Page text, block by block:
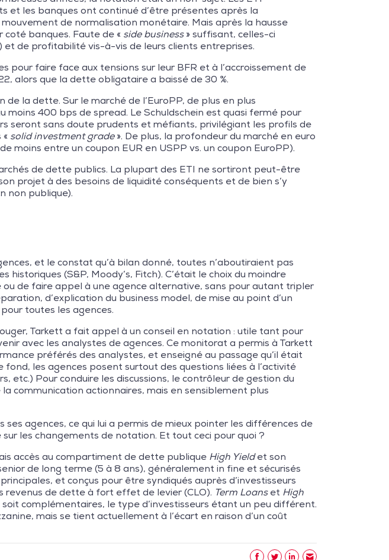
et les banques ont continué d’être présentes après la
de normalisation monétaire. Mais après la hausse
banques. Faute de « side business» suffisant, celles-ci
et de profitabilité vis-à-vis de leurs clients entreprises.
pour faire face aux tensions sur leur BFR et à l’accroissement de
alors que la dette obligataire a baissé de 30 %.
la dette. Sur le marché de l’EuroPP, de plus en plus
moins 400 bps de spread. Le Schuldschein est quasi fermé pour
seront sans doute prudents et méfiants, privilégiant les profils de
« solid investment grade». De plus, la profondeur du marché en euro
moins entre un coupon EUR en USPP vs. un coupon EuroPP).
de dette publics. La plupart des ETI ne sortiront peut-être
projet à des besoins de liquidité conséquents et de bien s’y
non publique).
et le constat qu’à bilan donné, toutes n’aboutiraient pas
(S&P, Moody’s, Fitch). C’était le choix du moindre
de faire appel à une agence alternative, sans pour autant tripler
d’explication du business model, de mise au point d’un
toutes les agences.
Tarkett a fait appel à un conseil en notation : utile tant pour
avec les analystes de agences. Ce monitorat a permis à Tarkett
préférés des analystes, et enseigné au passage qu’il était
les agences posent surtout des questions liées à l’activité
etc.) Pour conduire les discussions, le contrôleur de gestion du
communication actionnaires, mais en sensiblement plus
agences, ce qui lui a permis de mieux pointer les différences de
les changements de notation. Et tout ceci pour quoi ?
accès au compartiment de dette publique High Yieldet son
de long terme (5 à 8 ans), généralement in fine et sécurisés
et conçus pour être syndiqués auprès d’investisseurs
revenus de dette à fort effet de levier (CLO). Term Loanset High
complémentaires, le type d’investisseurs étant un peu différent.
mais se tient actuellement à l’écart en raison d’un coût